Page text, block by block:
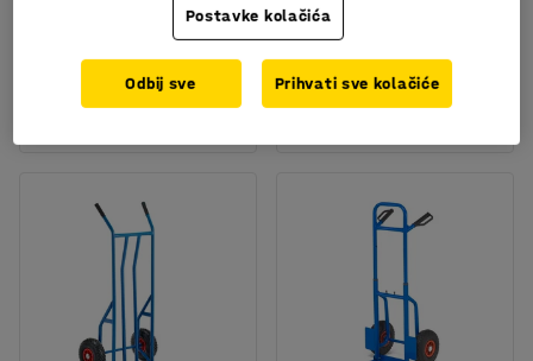
Aluminijska kolica
105,- €
Skladišna kolica sa
polugom za naginjanje
Br. artikla:31196
253,- €
Postavke kolačića
Odbij sve Prihvati sve kolačiće